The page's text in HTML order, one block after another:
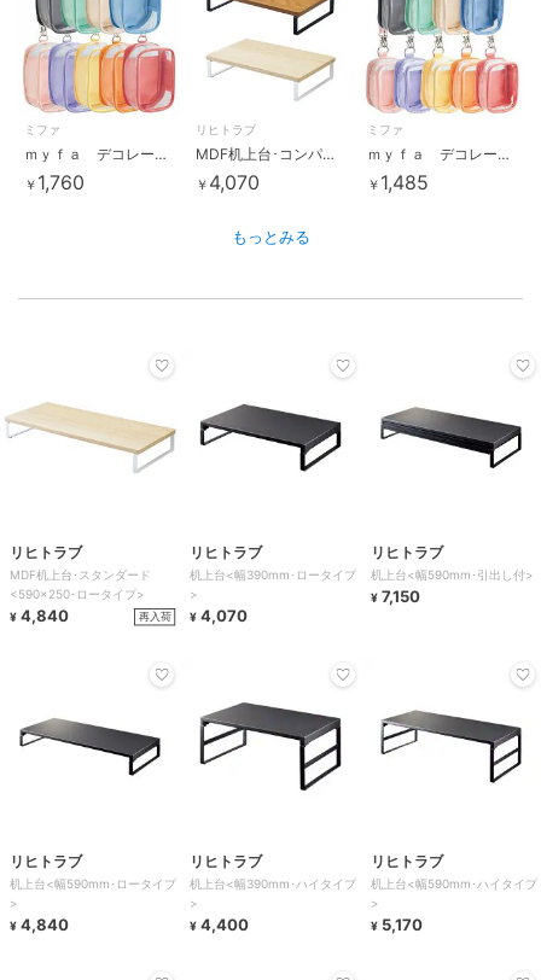
ミファ
ｍｙｆａ デコレーションボックスポーチ
￥ 1,760
リヒトラブ
MDF机上台･コンパクト<390×250･ロータイプ>
￥ 4,070
ミファ
ｍｙｆａ デコレーションボックスポーチ ミニミニ
￥ 1,485
もっとみる
リヒトラブ
MDF机上台･スタンダード
<590×250･ロータイプ>
¥ 4,840 再入荷
リヒトラブ
机上台<幅390mm･ロータイプ
>
¥ 4,070
リヒトラブ
机上台<幅590mm･引出し付>
¥ 7,150
リヒトラブ
机上台<幅590mm･ロータイプ
>
¥ 4,840
リヒトラブ
机上台<幅390mm･ハイタイプ
>
¥ 4,400
リヒトラブ
机上台<幅590mm･ハイタイプ
>
¥ 5,170